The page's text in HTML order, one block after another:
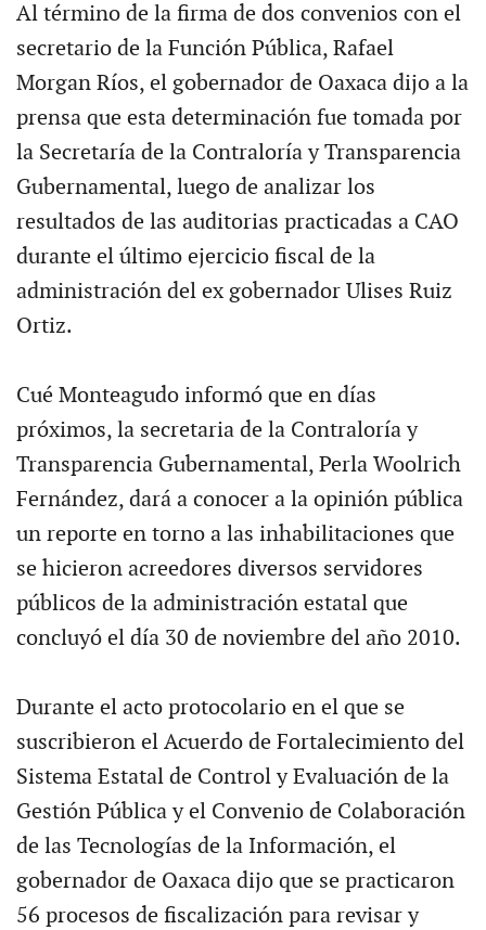
Al término de la firma de dos convenios con el
secretario de la Función Pública, Rafael
Morgan Ríos, el gobernador de Oaxaca dijo a la
prensa que esta determinación fue tomada por
la Secretaría de la Contraloría y Transparencia
Gubernamental, luego de analizar los
resultados de las auditorias practicadas a CAO
durante el último ejercicio fiscal de la
administración del ex gobernador Ulises Ruiz
Ortiz.
Cué Monteagudo informó que en días
próximos, la secretaria de la Contraloría y
Transparencia Gubernamental, Perla Woolrich
Fernández, dará a conocer a la opinión pública
un reporte en torno a las inhabilitaciones que
se hicieron acreedores diversos servidores
públicos de la administración estatal que
concluyó el día 30 de noviembre del año 2010.
Durante el acto protocolario en el que se
suscribieron el Acuerdo de Fortalecimiento del
Sistema Estatal de Control y Evaluación de la
Gestión Pública y el Convenio de Colaboración
de las Tecnologías de la Información, el
gobernador de Oaxaca dijo que se practicaron
56 procesos de fiscalización para revisar y